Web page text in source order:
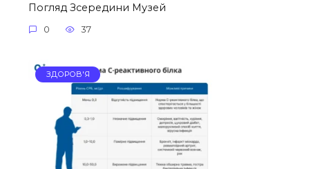
Погляд Зсередини Музей
0 37
ЗДОРОВ'Я